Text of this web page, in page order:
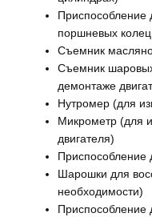
Приспособление
поршневых колец
Съемник
Съемник
демонтаже
Нутромер (для
Микрометр (для
двигателя)
Приспособление
Шарошки для
необходимости)
Приспособление